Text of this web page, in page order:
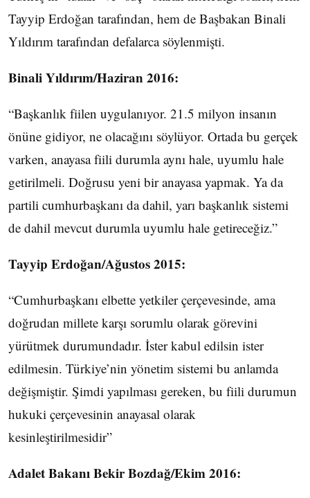
Tayyip Erdoğan tarafından, hem de Başbakan Binali
Yıldırım tarafından defalarca söylenmişti.
Binali Yıldırım/Haziran 2016:
“Başkanlık fiilen uygulanıyor. 21.5 milyon insanın
önüne gidiyor, ne olacağını söylüyor. Ortada bu gerçek
varken, anayasa fiili durumla aynı hale, uyumlu hale
getirilmeli. Doğrusu yeni bir anayasa yapmak. Ya da
partili cumhurbaşkanı da dahil, yarı başkanlık sistemi
de dahil mevcut durumla uyumlu hale getireceğiz.”
Tayyip Erdoğan/Ağustos 2015:
“Cumhurbaşkanı elbette yetkiler çerçevesinde, ama
doğrudan millete karşı sorumlu olarak görevini
yürütmek durumundadır. İster kabul edilsin ister
edilmesin. Türkiye’nin yönetim sistemi bu anlamda
değişmiştir. Şimdi yapılması gereken, bu fiili durumun
hukuki çerçevesinin anayasal olarak
kesinleştirilmesidir”
Adalet Bakanı Bekir Bozdağ/Ekim 2016: